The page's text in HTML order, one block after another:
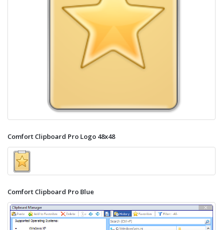
Comfort Clipboard Pro Logo 48x48
Comfort Clipboard Pro Blue